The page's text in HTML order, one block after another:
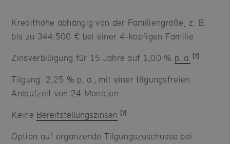
Kredithöhe abhängig von der Familiengröße; z. B.
bis zu 344.500 € bei einer 4-köpfigen Familie
Zinsverbilligung für 15 Jahre auf 1,00 % p. a.
Tilgung: 2,25 % p. a., mit einer tilgungsfreien
Anlaufzeit von 24 Monaten
Keine Bereitstellungszinsen
Option auf ergänzende Tilgungszuschüsse bei